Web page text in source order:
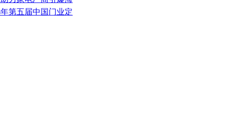
第五届中国门业定